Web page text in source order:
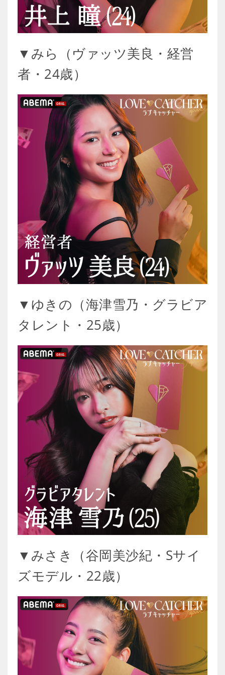
▼みら（ヴァッツ美良・経営
者・24歳）
▼ゆきの（海津雪乃・グラビア
タレント・25歳）
▼みさき（谷岡美沙紀・Sサイ
ズモデル・22歳）